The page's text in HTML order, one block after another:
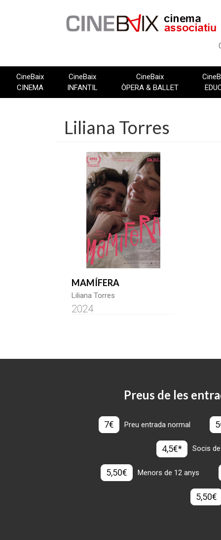
CineBaix
CINEMA
CineBaix
INFANTIL
CineBaix
ÒPERA & BALLET
Liliana Torres
MAMÍFERA
Liliana Torres
2024
Preus de les
7€ Preu entrada normal
4,5€* Socis
5,50€ Menors de 12 anys
5,50€